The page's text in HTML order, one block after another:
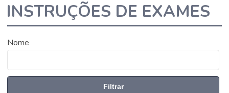
INSTRUÇÕES DE EXAMES
Nome
Filtrar